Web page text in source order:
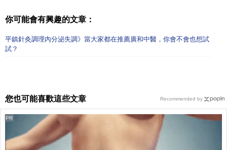
你可能會有興趣的文章：
平鎮針灸調理內分泌失調》當大家都在推薦廣和中醫，你會不會也想試
試？
您也可能喜歡這些文章
PR
Recommended by